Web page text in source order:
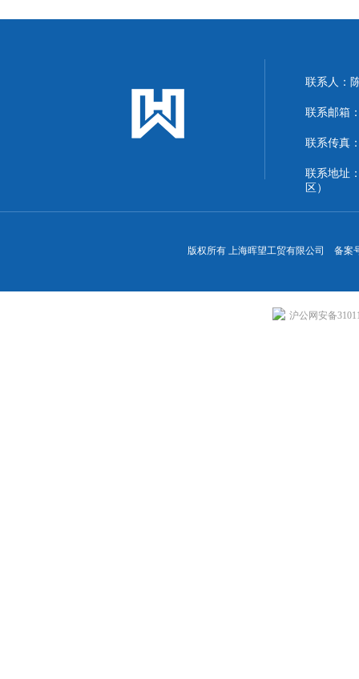
联系人：
联系邮箱
联系传真
联系地址
区）
版权所有 上海晖望工贸有限公司 备案
沪公网安备